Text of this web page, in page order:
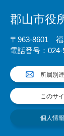
郡山市役
〒963-8601 福
電話番号：024-
所属別
このサ
個人情